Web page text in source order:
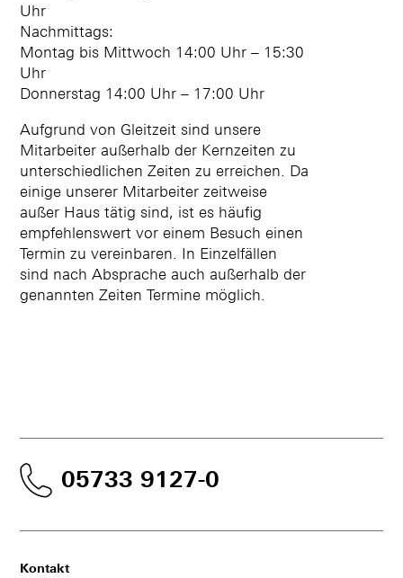
Uhr
Nachmittags:
Montag bis Mittwoch 14:00 Uhr – 15:30
Uhr
Donnerstag 14:00 Uhr – 17:00 Uhr
Aufgrund von Gleitzeit sind unsere
Mitarbeiter außerhalb der Kernzeiten zu
unterschiedlichen Zeiten zu erreichen. Da
einige unserer Mitarbeiter zeitweise
außer Haus tätig sind, ist es häufig
empfehlenswert vor einem Besuch einen
Termin zu vereinbaren. In Einzelfällen
sind nach Absprache auch außerhalb der
genannten Zeiten Termine möglich.
05733 9127-0
Kontakt